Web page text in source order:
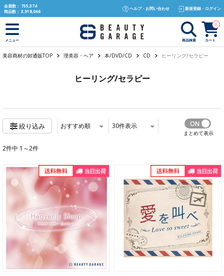
text.skipToContent
text.skipToNavigation
会員数： 755,374
商品数： 3,918,066
ヘルプ・お問い合わせ 新規登録・ログイン
メニュー 商品検索 カート
0
美容商材の卸通販TOP 理美容・ヘア 本/DVD/CD CD ヒーリング/セラピー
ヒーリング/セラピー
絞り込み おすすめ順 30件表示
まとめて表示
2件中 1～2件